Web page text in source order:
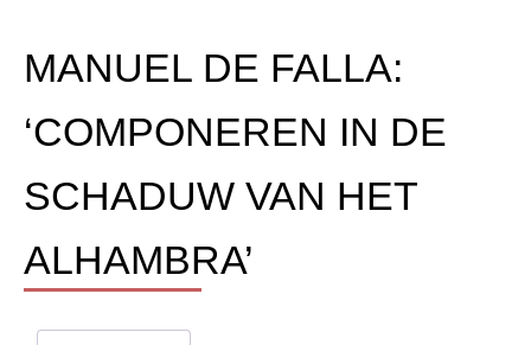
MANUEL DE FALLA:
‘COMPONEREN IN DE
SCHADUW VAN HET
ALHAMBRA’